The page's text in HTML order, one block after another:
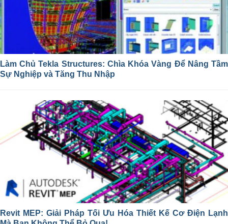
Làm Chủ Tekla Structures: Chìa Khóa Vàng Để Nâng Tầm
Sự Nghiệp và Tăng Thu Nhập
Revit MEP: Giải Pháp Tối Ưu Hóa Thiết Kế Cơ Điện Lạnh